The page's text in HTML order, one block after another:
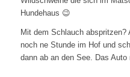
Hundehaus 😉
Mit dem Schlauch
noch ne Stunde im Hof und
dann ab an den See. Das